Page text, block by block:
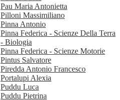
Pau Maria Antonietta
Pilloni Massimiliano
Pinna Antonio
Pinna Federica - Scienze Della Terra
- Biologia
Pinna Federica - Scienze Motorie
Pintus Salvatore
Piredda Antonio Francesco
Portalupi Alexia
Puddu Luca
Puddu Pietrina